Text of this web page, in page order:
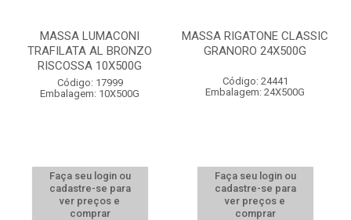
MASSA LUMACONI
TRAFILATA AL BRONZO
RISCOSSA 10X500G
Código: 17999
Embalagem: 10X500G
Faça seu login ou
cadastre-se para
ver preços e
comprar
MASSA RIGATONE CLASSIC
GRANORO 24X500G
Código: 24441
Embalagem: 24X500G
Faça seu login ou
cadastre-se para
ver preços e
comprar